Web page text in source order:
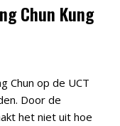
Chun Kung
Chun op de UCT
Door de
het niet uit hoe